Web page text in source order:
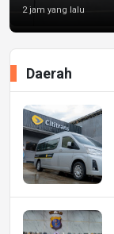
2 jam yang lalu
Daerah